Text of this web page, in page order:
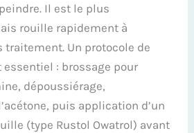
Il est le plus
rouille rapidement à
traitement. Un protocole de
essentiel : brossage pour
dépoussiérage,
puis application d’un
(type Rustol Owatrol) avant